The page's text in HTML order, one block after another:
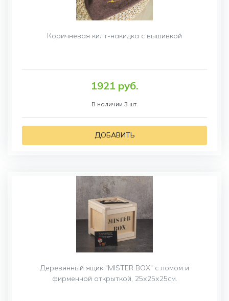
Коричневая килт-накидка с вышивкой
1921 руб.
В наличии 3 шт.
ДОБАВИТЬ
Деревянный ящик "MISTER BOX" с ломом и
фирменной открыткой, 25х25х25см.